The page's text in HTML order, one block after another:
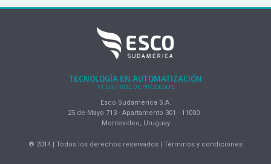
TECNOLOGÍA EN AUTOMATIZACIÓN
Y CONTROL DE PROCESOS
Esco Sudamérica S.A.
25 de Mayo 713 · Apartamento 301 · 11000 ·
Montevideo, Uruguay
® 2014 | Todos los derechos reservados | Términos y condiciones